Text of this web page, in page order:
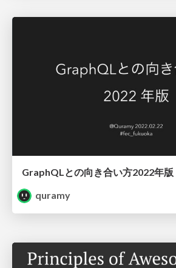
GraphQLとの向き合い方2022年版
quramy